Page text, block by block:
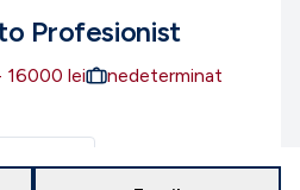
Profesionist
16000 lei
nedeterminat